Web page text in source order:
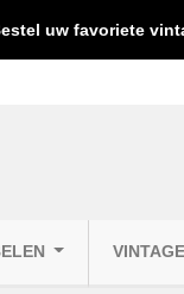
uw favoriete